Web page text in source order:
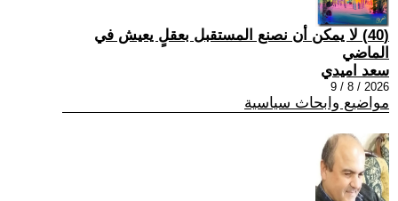
(40) لا يمكن أن نصنع المستقبل بعقلٍ يعيش في
الماضي
سعد اميدي
2026 / 8 / 9
مواضيع وابحاث سياسية